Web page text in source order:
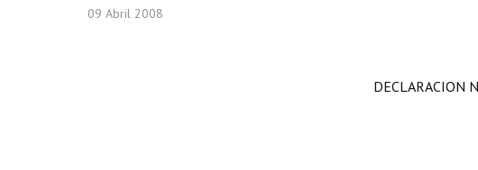
09 Abril 2008
DECLARACION